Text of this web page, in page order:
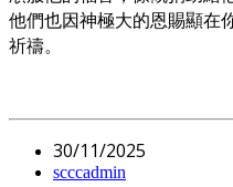
他們也因神極大的恩賜顯在
祈禱。
30/11/2025
scccadmin